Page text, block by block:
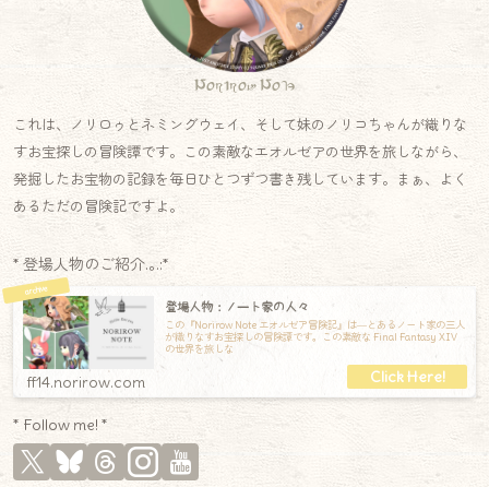
Norirow Note
これは、ノリロゥとネミングウェイ、そして妹のノリコちゃんが織りな
すお宝探しの冒険譚です。この素敵なエオルゼアの世界を旅しながら、
発掘したお宝物の記録を毎日ひとつずつ書き残しています。まぁ、よく
あるただの冒険記ですよ。
* 登場人物のご紹介.｡.:*
登場人物：ノート家の人々
この『Norirow Note エオルゼア冒険記』は―とあるノート家の三人
が織りなすお宝探しの冒険譚です。この素敵な Final Fantasy XIV
の世界を旅しな
ff14.norirow.com
* Follow me! *